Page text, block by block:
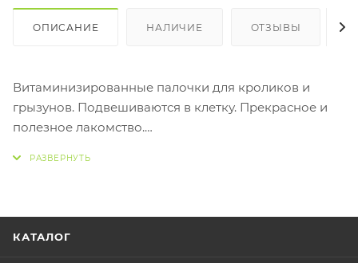
ОПИСАНИЕ НАЛИЧИЕ ОТЗЫВЫ
Витаминизированные палочки для кроликов и
грызунов. Подвешиваются в клетку. Прекрасное и
полезное лакомство.
КАТАЛОГ